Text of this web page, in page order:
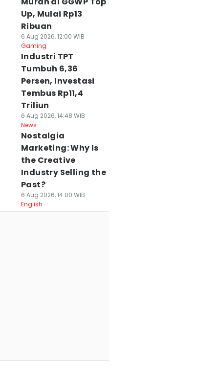
Up, Mulai Rp13
Ribuan
6 Aug 2026, 12:00 WIB
Gaming
Industri TPT
Tumbuh 6,36
Persen, Investasi
Tembus Rp11,4
Triliun
6 Aug 2026, 14:48 WIB
News
Nostalgia
Marketing: Why Is
the Creative
Industry Selling the
Past?
6 Aug 2026, 14:00 WIB
English